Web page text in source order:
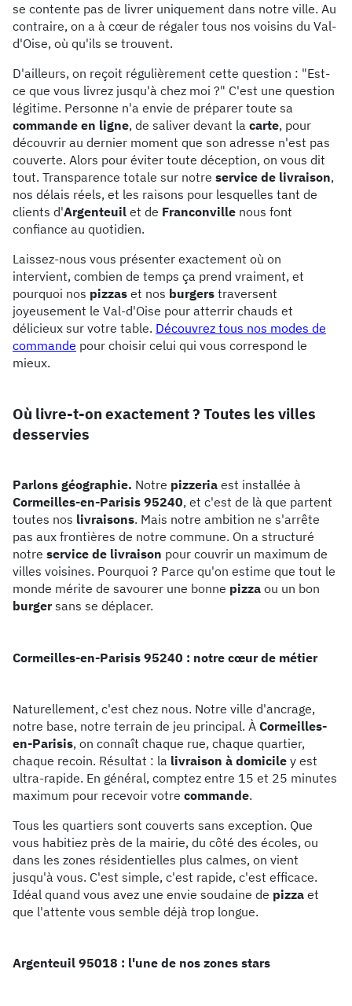
se contente pas de livrer uniquement dans notre ville. Au
contraire, on a à cœur de régaler tous nos voisins du Val-
d'Oise, où qu'ils se trouvent.
D'ailleurs, on reçoit régulièrement cette question : "Est-
ce que vous livrez jusqu'à chez moi ?" C'est une question
légitime. Personne n'a envie de préparer toute sa
commande en ligne, de saliver devant la carte, pour
découvrir au dernier moment que son adresse n'est pas
couverte. Alors pour éviter toute déception, on vous dit
tout. Transparence totale sur notre service de livraison,
nos délais réels, et les raisons pour lesquelles tant de
clients d'Argenteuil et de Franconville nous font
confiance au quotidien.
Laissez-nous vous présenter exactement où on
intervient, combien de temps ça prend vraiment, et
pourquoi nos pizzas et nos burgers traversent
joyeusement le Val-d'Oise pour atterrir chauds et
délicieux sur votre table. Découvrez tous nos modes de
commande pour choisir celui qui vous correspond le
mieux.
Où livre-t-on exactement ? Toutes les villes
desservies
Parlons géographie. Notre pizzeria est installée à
Cormeilles-en-Parisis 95240, et c'est de là que partent
toutes nos livraisons. Mais notre ambition ne s'arrête
pas aux frontières de notre commune. On a structuré
notre service de livraison pour couvrir un maximum de
villes voisines. Pourquoi ? Parce qu'on estime que tout le
monde mérite de savourer une bonne pizza ou un bon
burgersans se déplacer.
Cormeilles-en-Parisis 95240 : notre cœur de métier
Naturellement, c'est chez nous. Notre ville d'ancrage,
notre base, notre terrain de jeu principal. À Cormeilles-
en-Parisis, on connaît chaque rue, chaque quartier,
chaque recoin. Résultat : la livraison à domicile y est
ultra-rapide. En général, comptez entre 15 et 25 minutes
maximum pour recevoir votre commande.
Tous les quartiers sont couverts sans exception. Que
vous habitiez près de la mairie, du côté des écoles, ou
dans les zones résidentielles plus calmes, on vient
jusqu'à vous. C'est simple, c'est rapide, c'est efficace.
Idéal quand vous avez une envie soudaine de pizza et
que l'attente vous semble déjà trop longue.
Argenteuil 95018 : l'une de nos zones stars